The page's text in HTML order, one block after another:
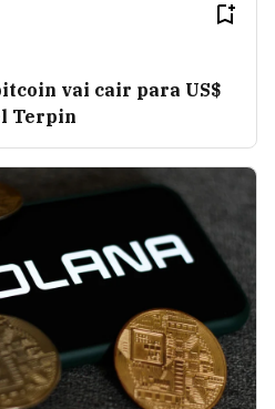
vai cair para US$
Terpin